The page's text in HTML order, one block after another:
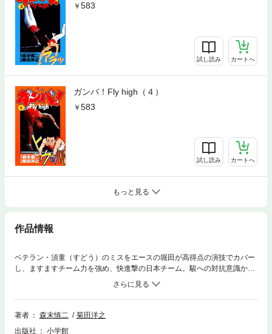
583
試し読み カートへ
ガンバ！Fly high（４）
583
試し読み カートへ
もっと見る
作品情報
ベテラン・須童（すどう）のミスをエースの堀田が高得点の演技でカバー
し、ますますチーム力を強め、快進撃の日本チーム。駿への対抗意識か
ら、ベラルーシのポイントゲッター・グレンコがたて続けに失敗してしま
著者 森末慎二
菊田洋之
出版社
小学館